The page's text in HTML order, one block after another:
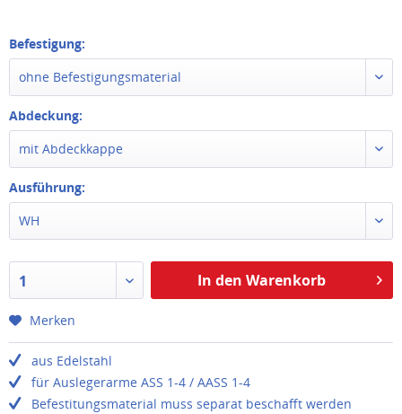
Befestigung:
ohne Befestigungsmaterial
Abdeckung:
mit Abdeckkappe
Ausführung:
WH
1 In den Warenkorb
Merken
aus Edelstahl
für Auslegerarme ASS 1-4 / AASS 1-4
Befestitungsmaterial muss separat beschafft werden